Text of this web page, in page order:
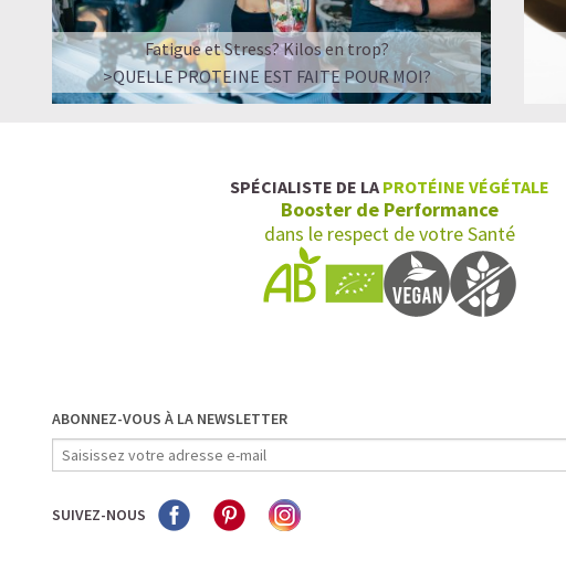
Fatigue et Stress? Kilos en trop?
>QUELLE PROTEINE EST FAITE POUR MOI?
SPÉCIALISTE DE LA PROTÉINE VÉGÉTALE
Booster de Performance
dans le respect de votre Santé
ABONNEZ-VOUS À LA NEWSLETTER
SUIVEZ-NOUS